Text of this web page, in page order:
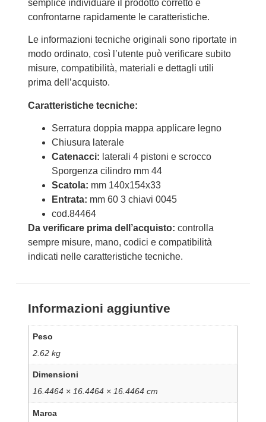
semplice individuare il prodotto corretto e
confrontarne rapidamente le caratteristiche.
Le informazioni tecniche originali sono riportate in
modo ordinato, così l’utente può verificare subito
misure, compatibilità, materiali e dettagli utili
prima dell’acquisto.
Caratteristiche tecniche:
Serratura doppia mappa applicare legno
Chiusura laterale
Catenacci: laterali 4 pistoni e scrocco
Sporgenza cilindro mm 44
Scatola: mm 140x154x33
Entrata: mm 60 3 chiavi 0045
cod.84464
Da verificare prima dell’acquisto: controlla
sempre misure, mano, codici e compatibilità
indicati nelle caratteristiche tecniche.
Informazioni aggiuntive
Peso
2.62 kg
Dimensioni
16.4464 × 16.4464 × 16.4464 cm
Marca